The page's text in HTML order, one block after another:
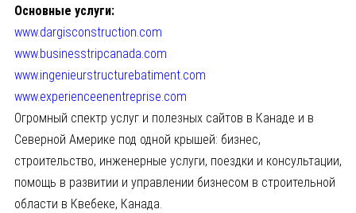
Основные услуги:
www.dargisconstruction.com
www.businesstripcanada.com
www.ingenieurstructurebatiment.com
www.experienceenentreprise.com
Огромный спектр услуг и полезных сайтов в Канаде и в
Северной Америке под одной крышей: бизнес,
строительство, инженерные услуги, поездки и консультации,
помощь в развитии и управлении бизнесом в строительной
области в Квебеке, Канада.